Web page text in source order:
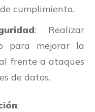
cumplimiento.
: Realizar
para mejorar la
frente a ataques
de datos.
: